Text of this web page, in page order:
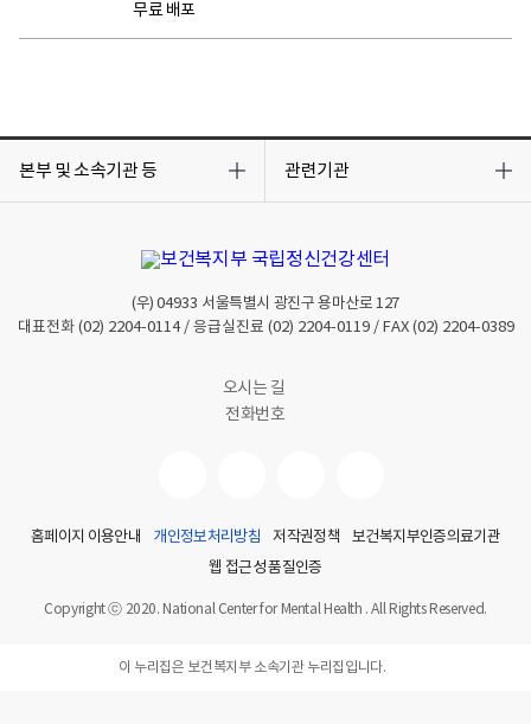
무료 배포
본부 및 소속기관 등
기
관련기관
기
(우)04933 서울특별시 광진구 용마산로 127
대표전화 (02) 2204-0114/ 응급실진료 (02) 2204-0119/ FAX (02) 2204-0389
오시는 길
전화번호
홈페이지 이용안내 개인정보처리방침 저작권정책
보건복지부인증의료기관
웹 접근성 품질인증
Copyright ⓒ 2020. National Center for Mental Health . All Rights Reserved.
이 누리집은 보건복지부 소속기관 누리집입니다.